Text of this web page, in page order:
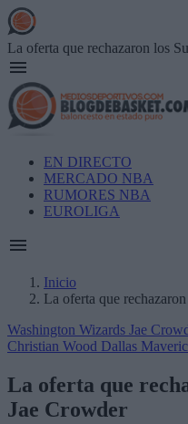
Skip
to
main
content
La oferta que rechazaron los
Main
navigation
EN DIRECTO
MERCADO NBA
RUMORES NBA
EUROLIGA
Breadcrumb
Inicio
La oferta que
Washington Wizards Jae
Christian Wood Dallas
La oferta que
Jae Crowder